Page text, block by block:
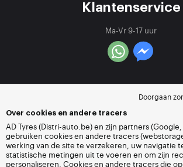
Klantenservice
Ma-Vr 9-17 uur
Doorgaan
Over cookies en andere tracers
AD Tyres (Distri-auto.be) en zijn partners
gebruiken cookies en andere tracers
werking van de site te verzekeren, uw navigatie
statistische metingen uit te voeren en om zijn
personaliseren. Cookies en andere tracers die